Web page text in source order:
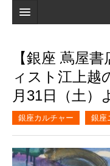
検索
店舗・施設最新情報
口コミ
マイページ
ブックマーク
【銀座 蔦屋
ィスト江上越
月31日（土）
銀座カルチャー 銀座